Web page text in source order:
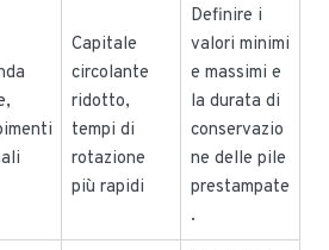
Capitale
circolante
ridotto,
tempi di
rotazione
più rapidi
Definire i
valori minimi
e massimi e
la durata di
conservazio
ne delle pile
prestampate
.